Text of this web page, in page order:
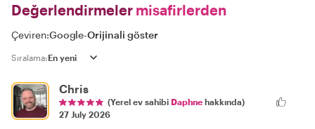
Değerlendirmeler misafirlerden
Çeviren:Google-Orijinali göster
Sıralama:
Chris
(Yerel ev sahibi Daphne hakkında)
27 July 2026